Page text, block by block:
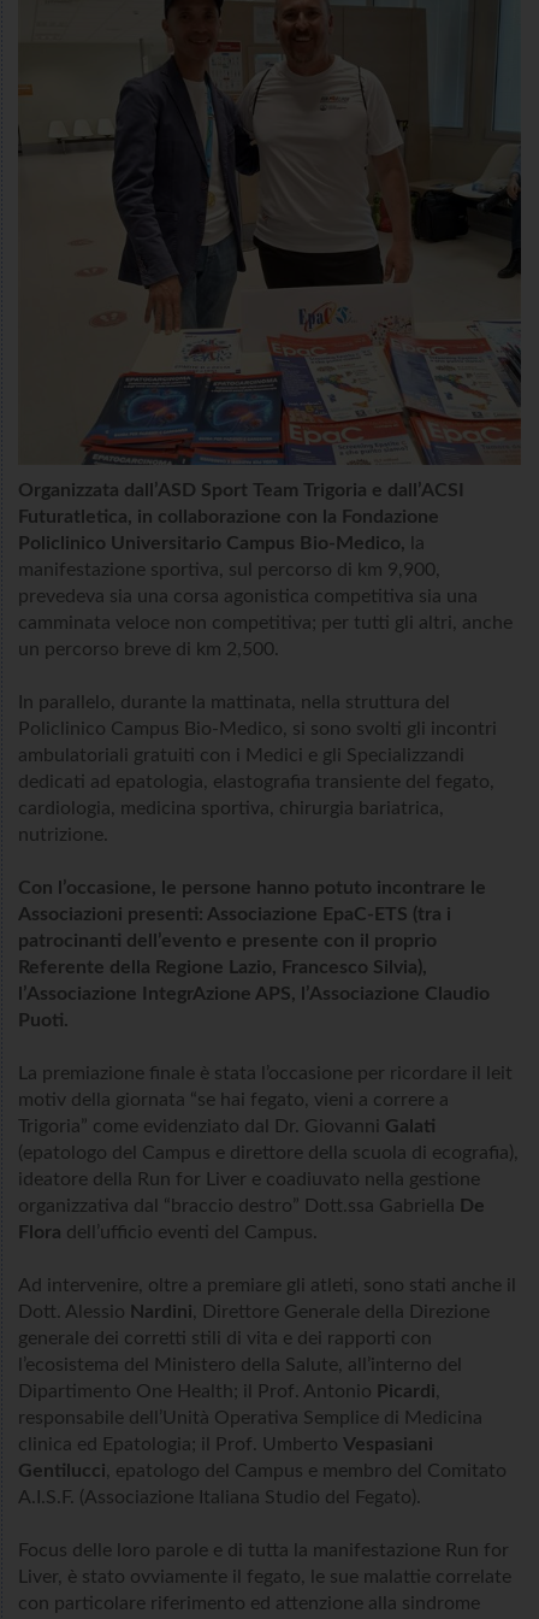
Organizzata dall’ASD Sport Team Trigoria e dall’ACSI
Futuratletica, in collaborazione con la Fondazione
Policlinico Universitario Campus Bio-Medico, la
manifestazione sportiva, sul percorso di km 9,900,
prevedeva sia una corsa agonistica competitiva sia una
camminata veloce non competitiva; per tutti gli altri, anche
un percorso breve di km 2,500.
In parallelo, durante la mattinata, nella struttura del
Policlinico Campus Bio-Medico, si sono svolti gli incontri
ambulatoriali gratuiti con i Medici e gli Specializzandi
dedicati ad epatologia, elastografia transiente del fegato,
cardiologia, medicina sportiva, chirurgia bariatrica,
nutrizione.
Con l’occasione, le persone hanno potuto incontrare le
Associazioni presenti: Associazione EpaC-ETS (tra i
patrocinanti dell’evento e presente con il proprio
Referente della Regione Lazio, Francesco Silvia),
l’Associazione IntegrAzione APS, l’Associazione Claudio
Puoti.
La premiazione finale è stata l’occasione per ricordare il leit
motiv della giornata “se hai fegato, vieni a correre a
Trigoria” come evidenziato dal Dr. Giovanni Galati
(epatologo del Campus e direttore della scuola di ecografia),
ideatore della Run for Liver e coadiuvato nella gestione
organizzativa dal “braccio destro” Dott.ssa Gabriella De
Flora dell’ufficio eventi del Campus.
Ad intervenire, oltre a premiare gli atleti, sono stati anche il
Dott. Alessio Nardini , Direttore Generale della Direzione
generale dei corretti stili di vita e dei rapporti con
l’ecosistema del Ministero della Salute, all’interno del
Dipartimento One Health; il Prof. Antonio Picardi
responsabile dell’Unità Operativa Semplice di Medicina
clinica ed Epatologia; il Prof. Umberto Vespasiani
Gentilucci , epatologo del Campus e membro del Comitato
A.I.S.F. (Associazione Italiana Studio del Fegato).
Focus delle loro parole e di tutta la manifestazione Run for
Liver, è stato ovviamente il fegato, le sue malattie correlate
con particolare riferimento ed attenzione alla sindrome